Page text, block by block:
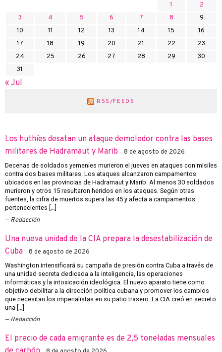
1
2
3
4 5 6 7 8
9
10
11 12 13 14 15
16
17
18 19 20 21 22
23
24
25 26 27 28 29
30
31
« Jul
RSS/FEEDS
Los huthíes desatan un ataque demoledor contra las bases
militares de Hadramaut y Marib
8 de agosto de 2026
Decenas de soldados yemeníes murieron el jueves en ataques con misiles
contra dos bases militares. Los ataques alcanzaron campamentos
ubicados en las provincias de Hadramaut y Marib. Al menos 30 soldados
murieron y otros 15 resultaron heridos en los ataques. Según otras
fuentes, la cifra de muertos supera las 45 y afecta a campamentos
pertenecientes […]
Redacción
Una nueva unidad de la CIA prepara la desestabilización de
Cuba
8 de agosto de 2026
Washington intensificará su campaña de presión contra Cuba a través de
una unidad secreta dedicada a la inteligencia, las operaciones
informáticas y la intoxicación ideológica. El nuevo aparato tiene como
objetivo debilitar a la dirección política cubana y promover los cambios
que necesitan los imperialistas en su patio trasero. La CIA creó en secreto
una […]
Redacción
El precio de cada emigrante es de 2,5 toneladas mensuales